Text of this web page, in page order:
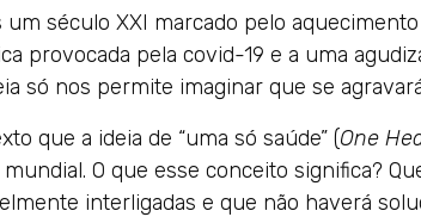
um século XXI marcado pelo
provocada pela covid-19 e a uma
só nos permite imaginar que se
que a ideia de “uma só saúde” (One
O que esse conceito significa?
interligadas e que não haverá